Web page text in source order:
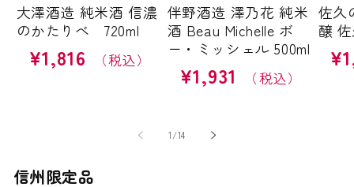
大澤酒造 純米酒 信濃
のかたりべ 720ml
通
¥1,816
伴野酒造 澤乃花 純米
酒 Beau Michelle ボ
ー・ミッシェル 500ml
通
格
¥1,931
佐
醸
通
1/の
14
信州限定品